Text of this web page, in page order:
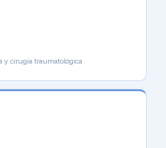
y cirugía traumatológica